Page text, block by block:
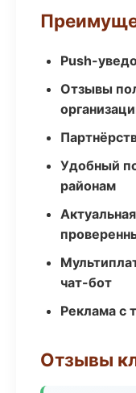
Push-
Отзывы
Удобный
районам
чат-бот
Реклама с
Отзывы